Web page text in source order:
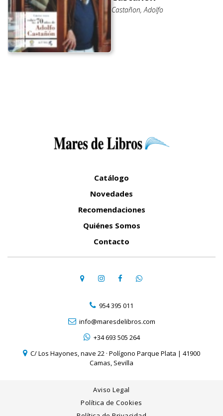
Castañon, Adolfo
Catálogo
Novedades
Recomendaciones
Quiénes Somos
Contacto
954 395 011
info@maresdelibros.com
+34 693 505 264
C/ Los Hayones, nave 22 · Polígono Parque Plata | 41900
Camas, Sevilla
Aviso Legal
Política de Cookies